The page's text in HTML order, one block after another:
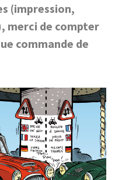
(impression,
merci de compter
commande de